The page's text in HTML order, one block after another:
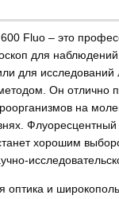
Fluo – это
для
для
Он отлично
на
хорошим
оптика и